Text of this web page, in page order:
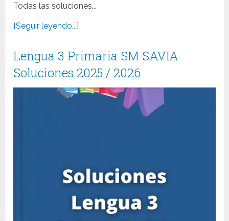
Todas las soluciones...
[Seguir leyendo...]
Lengua 3 Primaria SM SAVIA
Soluciones 2025 / 2026